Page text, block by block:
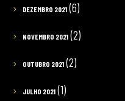
DEZEMBRO 2021(6)
NOVEMBRO 2021(2)
OUTUBRO 2021(2)
JULHO 2021(1)